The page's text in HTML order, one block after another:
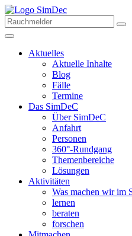
Aktuelles
Aktuelle Inhalte
Blog
Fälle
Termine
Das SimDeC
Über SimDeC
Anfahrt
Personen
360°-Rundgang
Themenbereiche
Lösungen
Aktivitäten
Was machen wir im
lernen
beraten
forschen